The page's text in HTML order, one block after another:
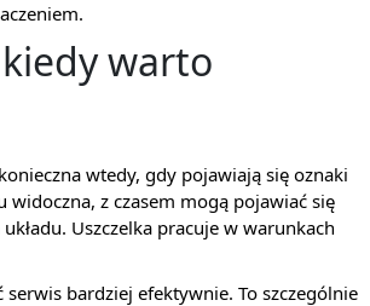
warto
wtedy, gdy pojawiają się oznaki
widoczna, z czasem mogą pojawiać się
Uszczelka pracuje w warunkach
serwis bardziej efektywnie. To szczególnie